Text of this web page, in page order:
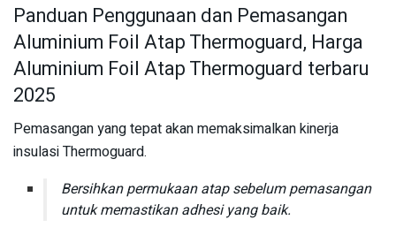
Panduan Penggunaan dan Pemasangan
Aluminium Foil Atap Thermoguard, Harga
Aluminium Foil Atap Thermoguard terbaru
2025
Pemasangan yang tepat akan memaksimalkan kinerja
insulasi Thermoguard.
Bersihkan permukaan atap sebelum pemasangan
untuk memastikan adhesi yang baik.